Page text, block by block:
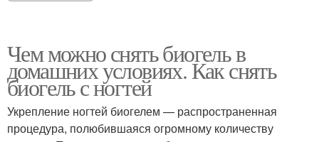
Чем можно снять биогель в
домашних условиях. Как снять
биогель с ногтей
Укрепление ногтей биогелем — распространенная
процедура, полюбившаяся огромному количеству